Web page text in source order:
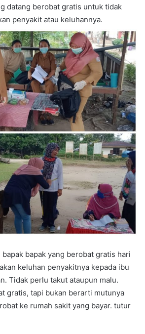
datang berobat gratis untuk tidak
penyakit atau keluhannya.
bapak bapak yang berobat gratis hari
keluhan penyakitnya kepada ibu
Tidak perlu takut ataupun malu.
gratis, tapi bukan berarti mutunya
ke rumah sakit yang bayar. tutur